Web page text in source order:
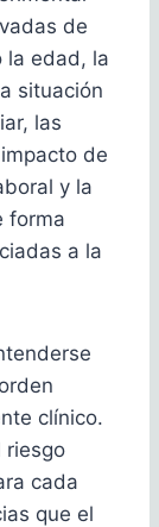
de
la edad, la
situación
las
de
y la
forma
a la
clínico.
riesgo
cada
que el